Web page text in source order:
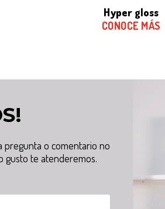
hyper gloss
CONOCE MÁS
pregunta o comentario no
gusto te atenderemos.